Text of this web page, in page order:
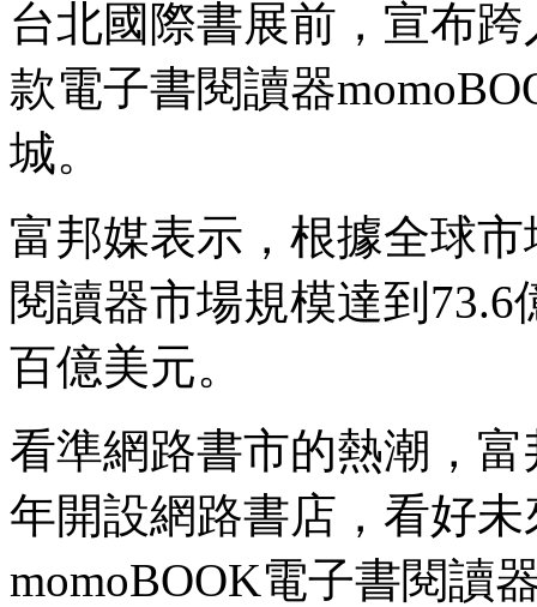
台北國際書展前，宣布
款電子書閱讀器
城。
富邦媒表示，根據全球
閱讀器市場規模達到
百億美元。
看準網路書市的熱潮，
年開設網路書店，看好
momoBOOK電子書閱讀